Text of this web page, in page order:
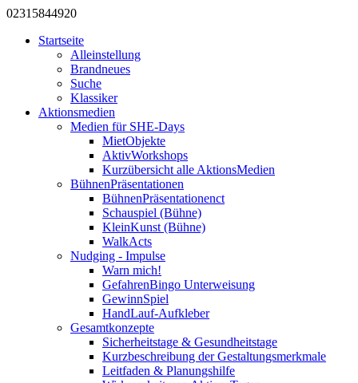
0231 5844920
Startseite
Alleinstellung
Brandneues
Suche
Klassiker
Aktionsmedien
Medien für SHE-Days
MietObjekte
AktivWorkshops
Kurzübersicht alle AktionsMedien
BühnenPräsentationen
BühnenPräsentationenct
Schauspiel (Bühne)
KleinKunst (Bühne)
WalkActs
Nudging - Impulse
Warn mich!
GefahrenBingo Unterweisung
GewinnSpiel
HandLauf-Aufkleber
Gesamtkonzepte
Sicherheitstage & Gesundheitstage
Kurzbeschreibung der Gestaltungsmerkmale
Leitfaden & Planungshilfe